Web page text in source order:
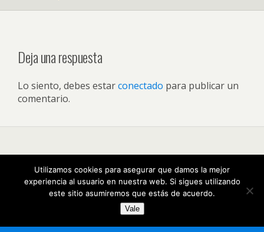
Deja una respuesta
Lo siento, debes estarconectado para publicar un
comentario.
Móvil Escritorio
Utilizamos cookies para asegurar que damos la mejor
experiencia al usuario en nuestra web. Si sigues utilizando
este sitio asumiremos que estás de acuerdo.
Vale